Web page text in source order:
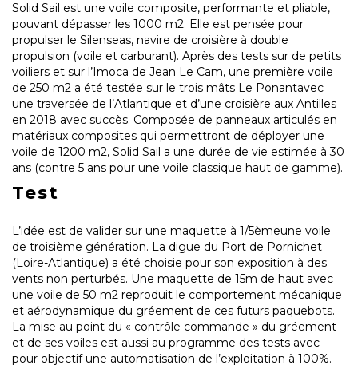
Solid Sail est une voile composite, performante et pliable,
pouvant dépasser les 1000 m2. Elle est pensée pour
propulser le Silenseas, navire de croisière à double
propulsion (voile et carburant). Après des tests sur de petits
voiliers et sur l’Imoca de Jean Le Cam, une première voile
de 250 m2 a été testée sur le trois mâts Le Ponantavec
une traversée de l’Atlantique et d’une croisière aux Antilles
en 2018 avec succès. Composée de panneaux articulés en
matériaux composites qui permettront de déployer une
voile de 1200 m2, Solid Sail a une durée de vie estimée à 30
ans (contre 5 ans pour une voile classique haut de gamme).
Test
L’idée est de valider sur une maquette à 1/5èmeune voile
de troisième génération. La digue du Port de Pornichet
(Loire-Atlantique) a été choisie pour son exposition à des
vents non perturbés. Une maquette de 15m de haut avec
une voile de 50 m2 reproduit le comportement mécanique
et aérodynamique du gréement de ces futurs paquebots.
La mise au point du « contrôle commande » du gréement
et de ses voiles est aussi au programme des tests avec
pour objectif une automatisation de l’exploitation à 100%.